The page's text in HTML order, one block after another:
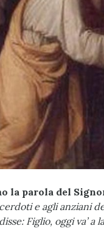
la parola del
e agli anziani
Figlio, oggi va’